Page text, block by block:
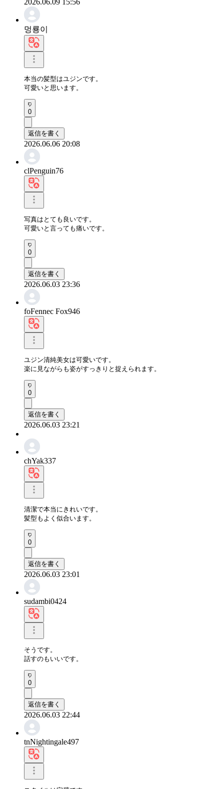
멍룡이
本当の髪型はユジンです。
可愛いと思います。
0
返信を書く
2026.06.06 20:08
clPenguin76
写真はとても良いです。
可愛いと言っても痛いです。
0
返信を書く
2026.06.03 23:36
foFennec Fox946
ユジン清純美女は可愛いです。
楽に見ながらも姿がすっきりと捉えられます。
0
返信を書く
2026.06.03 23:21
chYak337
清潔で本当にきれいです。
髪型もよく似合います。
0
返信を書く
2026.06.03 23:01
sudambi0424
そうです。
話すのもいいです。
0
返信を書く
2026.06.03 22:44
tnNightingale497